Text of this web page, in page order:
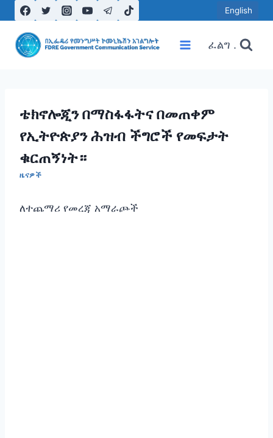
to
content
English
ፈልግ .
ቴክኖሎጂን በማስፋፋትና በመጠቀም
የኢትዮጵያን ሕዝብ ችግሮች የመፍታት
ቁርጠኝነት።
ዜናዎች
ለተጨማሪ የመረጃ አማራጮች